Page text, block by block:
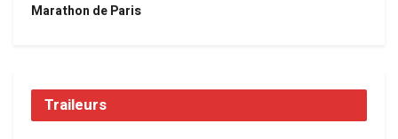
Marathon de Paris
Traileurs